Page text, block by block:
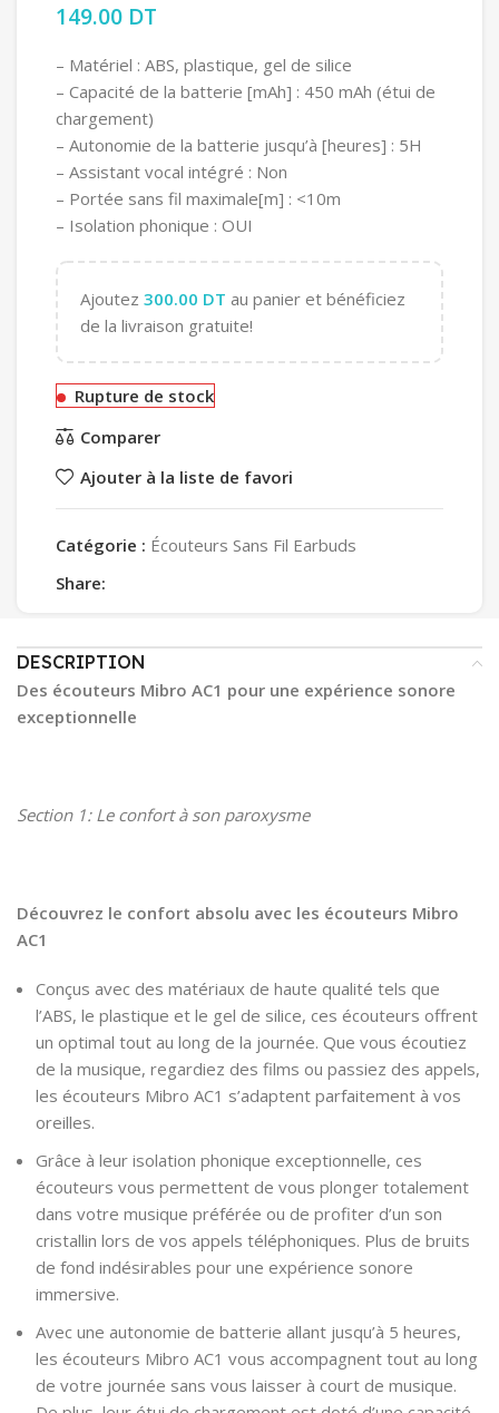
149.00 DT
– Matériel : ABS, plastique, gel de silice
– Capacité de la batterie [mAh] : 450 mAh (étui de
chargement)
– Autonomie de la batterie jusqu’à [heures] : 5H
– Assistant vocal intégré : Non
– Portée sans fil maximale[m] : <10m
– Isolation phonique : OUI
Ajoutez 300.00 DT au panier et bénéficiez
de la livraison gratuite!
Rupture de stock
Comparer
Ajouter à la liste de favori
Catégorie : Écouteurs Sans Fil Earbuds
Share:
DESCRIPTION
Des écouteurs Mibro AC1 pour une expérience sonore
exceptionnelle
Section 1: Le confort à son paroxysme
Découvrez le confort absolu avec les écouteurs Mibro
AC1
Conçus avec des matériaux de haute qualité tels que
l’ABS, le plastique et le gel de silice, ces écouteurs offrent
un optimal tout au long de la journée. Que vous écoutiez
de la musique, regardiez des films ou passiez des appels,
les écouteurs Mibro AC1 s’adaptent parfaitement à vos
oreilles.
Grâce à leur isolation phonique exceptionnelle, ces
écouteurs vous permettent de vous plonger totalement
dans votre musique préférée ou de profiter d’un son
cristallin lors de vos appels téléphoniques. Plus de bruits
de fond indésirables pour une expérience sonore
immersive.
Avec une autonomie de batterie allant jusqu’à 5 heures,
les écouteurs Mibro AC1 vous accompagnent tout au long
de votre journée sans vous laisser à court de musique.